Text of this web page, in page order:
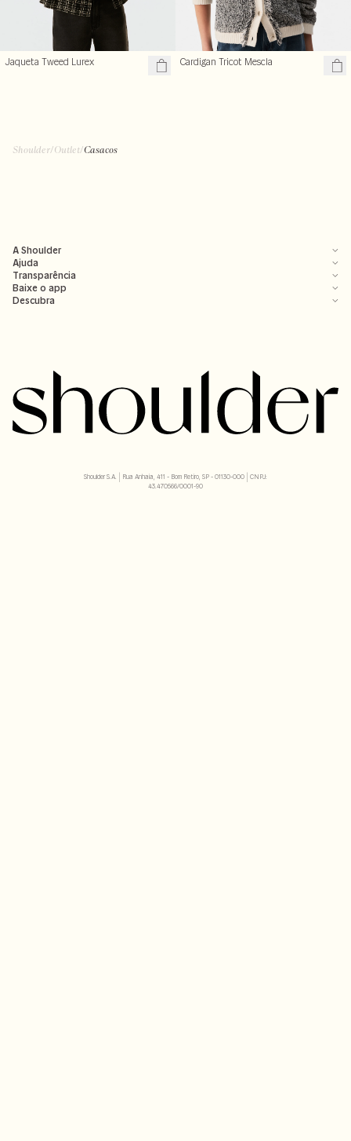
Jaqueta Tweed Lurex Cardigan Tricot Mescla
Shoulder/Outlet/Casacos
A Shoulder
Ajuda
Transparência
Baixe o app
Descubra
Shoulder S.A. | Rua Anhaia, 411 - Bom Retiro, SP - 01130-000 | CNPJ:
43.470566/0001-90